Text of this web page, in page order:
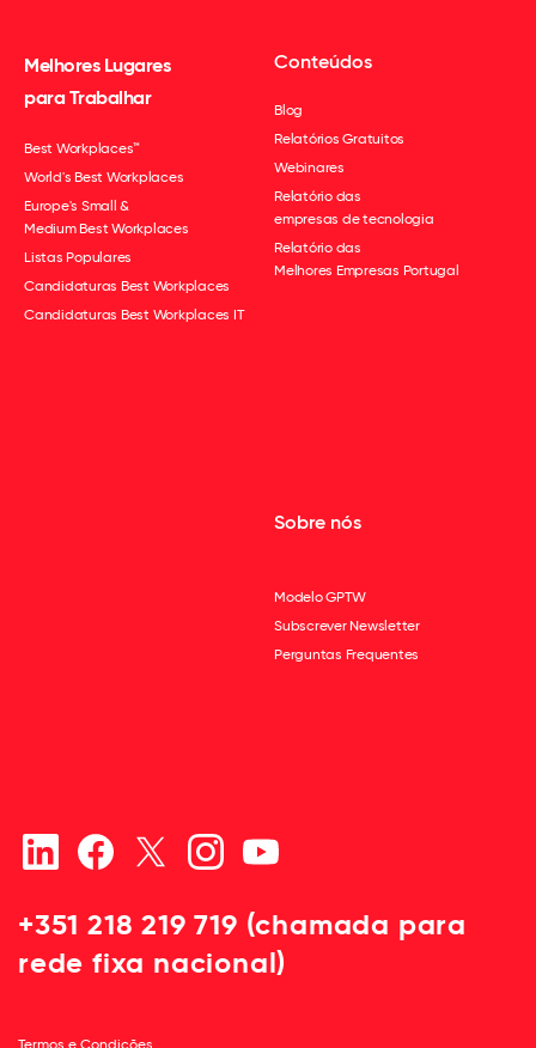
Melhores Lugares
para Trabalhar
Best Workplaces™
World's Best Workplaces
Europe's Small &
Medium Best Workplaces
Listas Populares
Candidaturas Best Workplaces
Candidaturas Best Workplaces IT
Conteúdos
Blog
Relatórios Gratuitos
Webinares
Relatório das
empresas de tecnologia
Relatório das
Melhores Empresas Portugal
Sobre nós
Modelo GPTW
Subscrever Newsletter
Perguntas Frequentes
+351 218 219 719 (chamada para
rede fixa nacional)
Termos e Condições